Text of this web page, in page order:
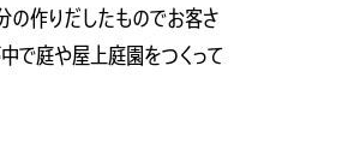
の作りだしたものでお客さ
で庭や屋上庭園をつくって